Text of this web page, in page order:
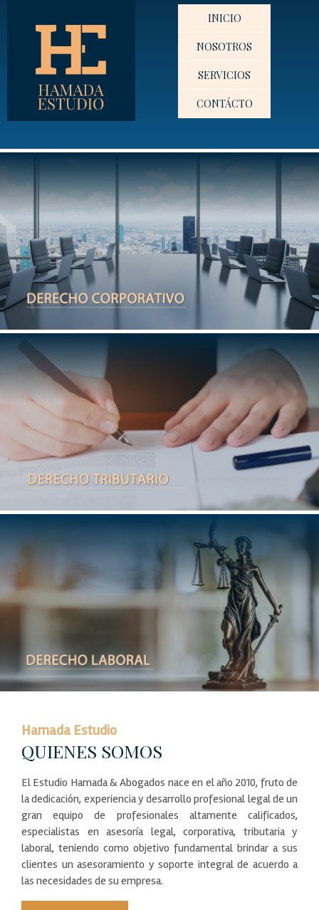
INICIO
NOSOTROS
SERVICIOS
CONTÁCTO
Hamada Estudio
QUIENES SOMOS
El Estudio Hamada & Abogados nace en el año 2010, fruto de
la dedicación, experiencia y desarrollo profesional legal de un
gran equipo de profesionales altamente calificados,
especialistas en asesoría legal, corporativa, tributaria y
laboral, teniendo como objetivo fundamental brindar a sus
clientes un asesoramiento y soporte integral de acuerdo a
las necesidades de su empresa.